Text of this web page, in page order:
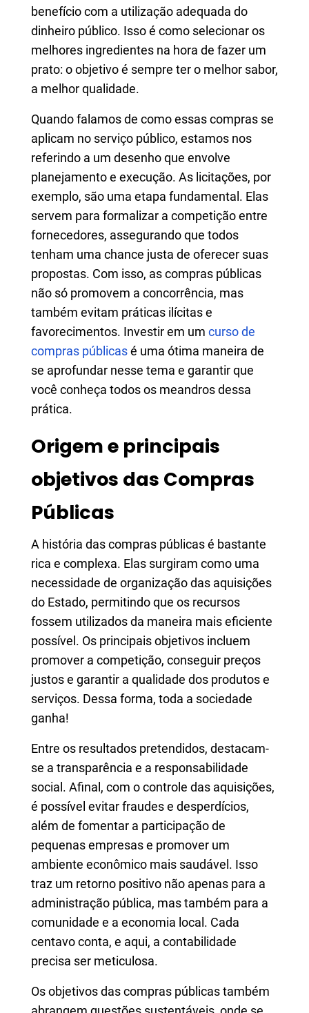
benefício com a utilização adequada do
dinheiro público. Isso é como selecionar os
melhores ingredientes na hora de fazer um
prato: o objetivo é sempre ter o melhor sabor,
a melhor qualidade.
Quando falamos de como essas compras se
aplicam no serviço público, estamos nos
referindo a um desenho que envolve
planejamento e execução. As licitações, por
exemplo, são uma etapa fundamental. Elas
servem para formalizar a competição entre
fornecedores, assegurando que todos
tenham uma chance justa de oferecer suas
propostas. Com isso, as compras públicas
não só promovem a concorrência, mas
também evitam práticas ilícitas e
favorecimentos. Investir em um curso de
compras públicasé uma ótima maneira de
se aprofundar nesse tema e garantir que
você conheça todos os meandros dessa
prática.
Origem e principais
objetivos das Compras
Públicas
A história das compras públicas é bastante
rica e complexa. Elas surgiram como uma
necessidade de organização das aquisições
do Estado, permitindo que os recursos
fossem utilizados da maneira mais eficiente
possível. Os principais objetivos incluem
promover a competição, conseguir preços
justos e garantir a qualidade dos produtos e
serviços. Dessa forma, toda a sociedade
ganha!
Entre os resultados pretendidos, destacam-
se a transparência e a responsabilidade
social. Afinal, com o controle das aquisições,
é possível evitar fraudes e desperdícios,
além de fomentar a participação de
pequenas empresas e promover um
ambiente econômico mais saudável. Isso
traz um retorno positivo não apenas para a
administração pública, mas também para a
comunidade e a economia local. Cada
centavo conta, e aqui, a contabilidade
precisa ser meticulosa.
Os objetivos das compras públicas também